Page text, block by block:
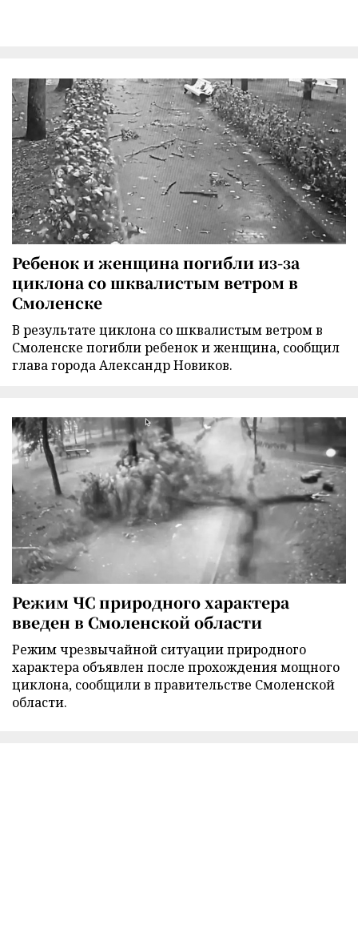
Ребенок и женщина погибли из-за
циклона со шквалистым ветром в
Смоленске
В результате циклона со шквалистым ветром в
Смоленске погибли ребенок и женщина, сообщил
глава города Александр Новиков.
Режим ЧС природного характера
введен в Смоленской области
Режим чрезвычайной ситуации природного
характера объявлен после прохождения мощного
циклона, сообщили в правительстве Смоленской
области.